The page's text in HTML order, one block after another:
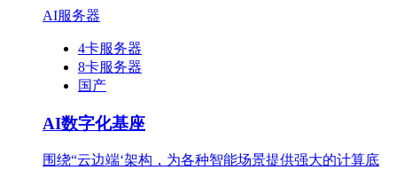
AI服务器
4卡服务器
8卡服务器
国产
AI数字化基座
围绕“云边端‘架构，为各种智能场景提供强大的计算底